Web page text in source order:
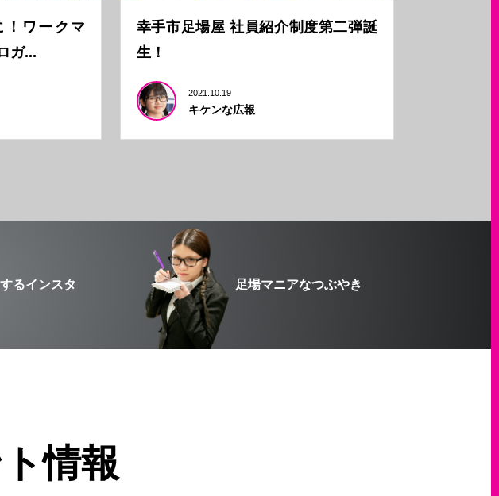
！ワークマ
ガ...
幸手市足場屋 社員紹介制度第二弾誕
生！
2021.10.19
キケンな広報
るインスタ 足場マニアなつぶやき
情報